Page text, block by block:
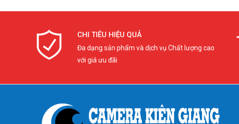
CHI TIÊU HIỆU QUẢ
Đa dạng sản phẩm và dịch vụ Chất lượng cao
với giá ưu đãi